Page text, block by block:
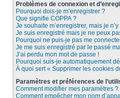
Problèmes de connexion et
Pourquoi dois-je m’enregistrer ?
Que signifie COPPA ?
Je souhaite m’enregistrer, mais je
Je suis enregistré mais je ne peux
Pourquoi ne puis-je pas me
Je me suis enregistré par le passé
J’ai perdu mon mot de passe !
Pourquoi suis-je automatiquement
À quoi sert « Supprimer les cookies
Paramètres et préférences de
Comment modifier mes paramètres ?
Comment empêcher mon nom